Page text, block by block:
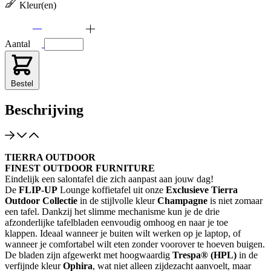
Kleur(en)
Aantal
Bestel
Beschrijving
TIERRA OUTDOOR
FINEST OUTDOOR FURNITURE
Eindelijk een salontafel die zich aanpast aan jouw dag!
De FLIP-UP Lounge koffietafel uit onze Exclusieve Tierra
Outdoor Collectie in de stijlvolle kleurChampagne is niet zomaar
een tafel. Dankzij het slimme mechanisme kun je de drie
afzonderlijke tafelbladen eenvoudig omhoog en naar je toe
klappen. Ideaal wanneer je buiten wilt werken op je laptop, of
wanneer je comfortabel wilt eten zonder voorover te hoeven buigen.
De bladen zijn afgewerkt met hoogwaardig Trespa® (HPL) in de
verfijnde kleurOphira, wat niet alleen zijdezacht aanvoelt, maar